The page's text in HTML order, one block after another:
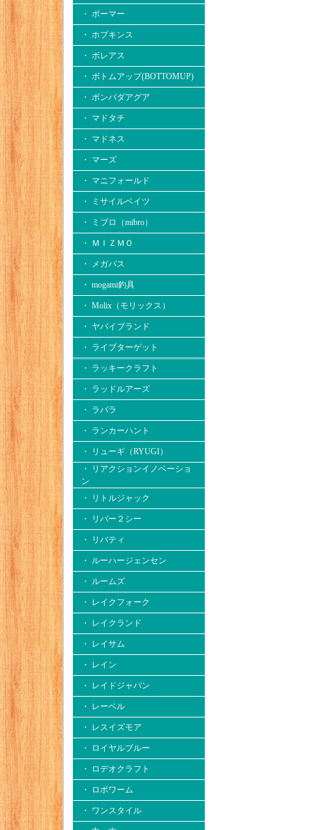
・ ボーマー
・ ホプキンス
・ ボレアス
・ ボトムアップ(BOTTOMUP)
・ ボンバダアグア
・ マドタチ
・ マドネス
・ マーズ
・ マニフォールド
・ ミサイルベイツ
・ ミブロ（mibro）
・ ＭＩＺＭＯ
・ メガバス
・ mogami釣具
・ Molix（モリックス）
・ ヤバイブランド
・ ライブターゲット
・ ラッキークラフト
・ ラッドルアーズ
・ ラパラ
・ ランカーハント
・ リューギ（RYUGI）
・ リアクションイノベーショ
ン
・ リトルジャック
・ リバー２シー
・ リバティ
・ ルーハージェンセン
・ ルームズ
・ レイクフォーク
・ レイクランド
・ レイサム
・ レイン
・ レイドジャパン
・ レーベル
・ レスイズモア
・ ロイヤルブルー
・ ロデオクラフト
・ ロボワーム
・ ワンスタイル